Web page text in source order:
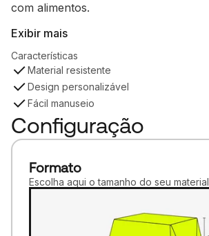
com alimentos.
Exibir mais
Características
Material resistente
Design personalizável
Fácil manuseio
Configuração
Formato
Escolha aqui o tamanho do seu material